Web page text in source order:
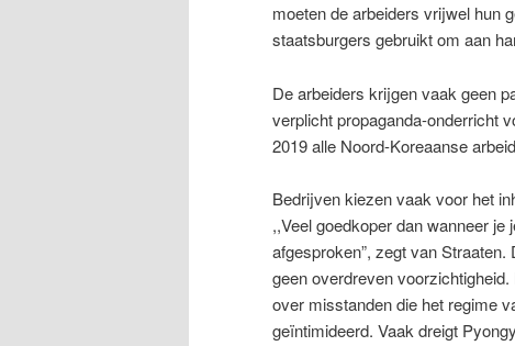
moeten de arbeiders vrijwel hun
staatsburgers gebruikt om aan
De arbeiders krijgen vaak geen
verplicht propaganda-onderricht
2019 alle Noord-Koreaanse
Bedrijven kiezen vaak voor het
,,Veel goedkoper dan wanneer
afgesproken”, zegt van
geen overdreven
over misstanden die het regime
geïntimideerd. Vaak dreigt